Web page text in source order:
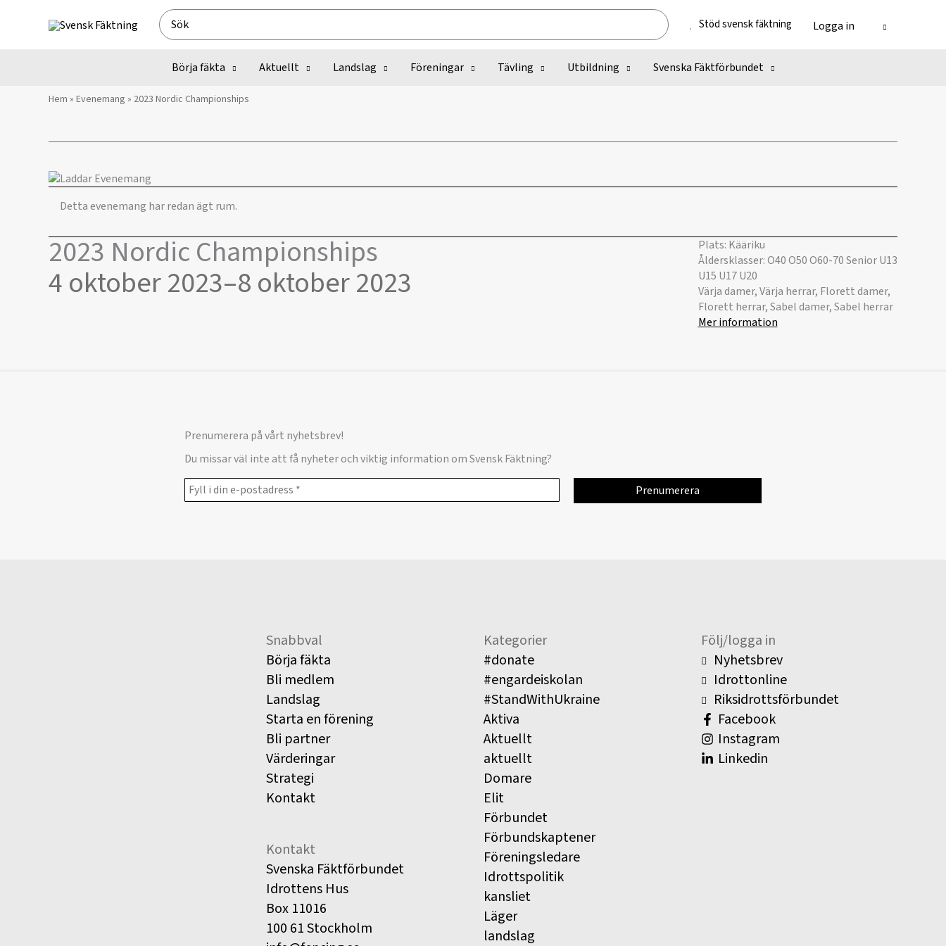
Search
for:
Stöd svensk fäktning Logga in
Börja fäkta Aktuellt Landslag Föreningar Tävling Utbildning Svenska Fäktförbundet
Hem » Evenemang » 2023 Nordic Championships
Detta evenemang har redan ägt rum.
2023 Nordic Championships
4 oktober 2023–8 oktober 2023
Plats: Kääriku
Åldersklasser: O40 O50 O60-70 Senior U13
U15 U17 U20
Värja damer, Värja herrar, Florett damer,
Florett herrar, Sabel damer, Sabel herrar
Mer information
Prenumerera på vårt nyhetsbrev!
Du missar väl inte att få nyheter och viktig information om Svensk Fäktning?
Snabbval
Börja fäkta
Bli medlem
Landslag
Starta en förening
Bli partner
Värderingar
Strategi
Kontakt
Kontakt
Svenska Fäktförbundet
Idrottens Hus
Box 11016
100 61 Stockholm
Kategorier
#donate
#engardeiskolan
#StandWithUkraine
Aktiva
Aktuellt
aktuellt
Domare
Elit
Förbundet
Förbundskaptener
Föreningsledare
Idrottspolitik
kansliet
Läger
landslag
Följ/logga in
Nyhetsbrev
Idrottonline
Riksidrottsförbundet
Facebook
Instagram
Linkedin